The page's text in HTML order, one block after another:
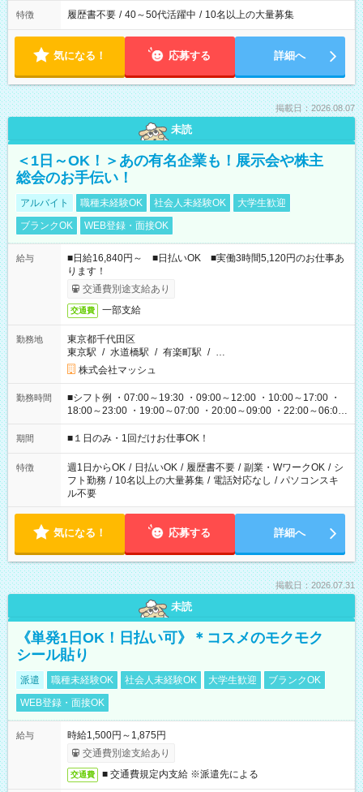
特徴 履歴書不要 / 40～50代活躍中 / 10名以上の大量募集
気になる！ 応募する 詳細へ
掲載日：2026.08.07
未読
＜1日～OK！＞あの有名企業も！展示会や株主
総会のお手伝い！
アルバイト 職種未経験OK 社会人未経験OK
大学生歓迎
ブランクOK
WEB登録・面接OK
給与
■日給16,840円～ ■日払いOK ■実働3時間5,120円のお仕事あ
ります！
交通費別途支給あり
交通費 一部支給
勤務地
東京都千代田区
東京駅 / 水道橋駅 / 有楽町駅 / …
株式会社マッシュ
勤務時間
■シフト例 ・07:00～19:30 ・09:00～12:00 ・10:00～17:00 ・
18:00～23:00 ・19:00～07:00 ・20:00～09:00 ・22:00～06:00
etc ★最短で3時間で5,120円のお仕事から 15時間で2万円近く稼
げるお仕事も！ ご希望のお時間に合わせてご紹介！ ※シフトは
ください！
期間 ■１日のみ・1回だけお仕事OK！
特徴 週1日からOK / 日払いOK / 履歴書不要 / 副業・WワークOK / シ
フト勤務 / 10名以上の大量募集 / 電話対応なし / パソコンスキ
ル不要
気になる！ 応募する 詳細へ
掲載日：2026.07.31
未読
《単発1日OK！日払い可》＊コスメのモクモク
シール貼り
派遣 職種未経験OK 社会人未経験OK 大学生歓迎
ブランクOK
WEB登録・面接OK
給与
時給1,500円～1,875円
交通費別途支給あり
交通費 ■ 交通費規定内支給 ※派遣先による